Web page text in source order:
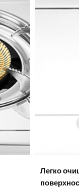
Легко